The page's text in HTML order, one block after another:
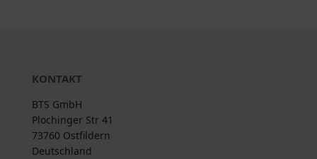
KONTAKT
BTS GmbH
Plochinger Str 41
73760 Ostfildern
Deutschland